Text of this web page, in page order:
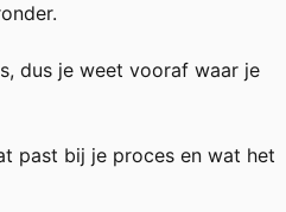
dus je weet vooraf waar je
past bij je proces en wat het